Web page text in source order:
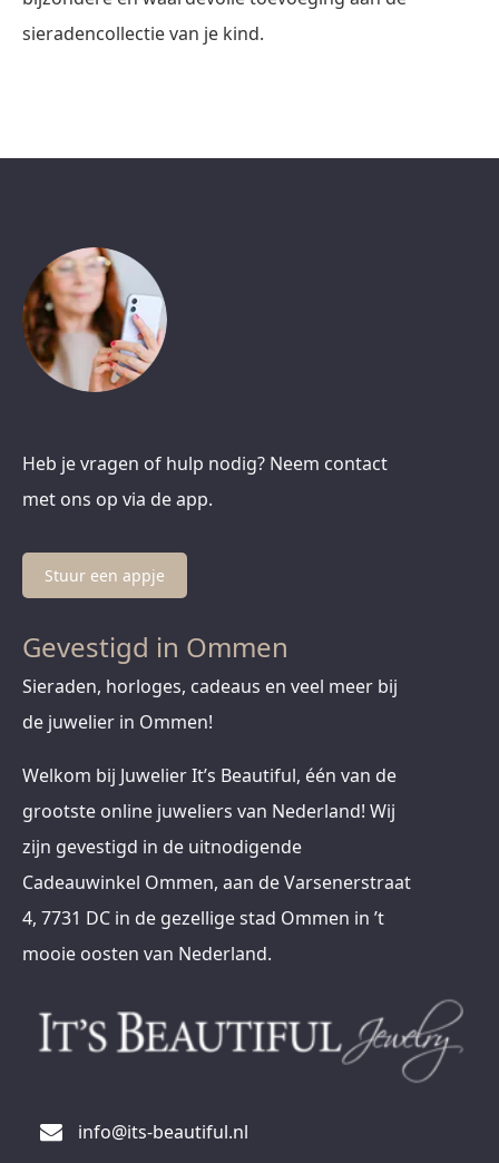
sieradencollectie van je kind.
Heb je vragen of hulp nodig? Neem contact
met ons op via de app.
Stuur een appje
Gevestigd in Ommen
Sieraden, horloges, cadeaus en veel meer bij
de juwelier in Ommen!
Welkom bij Juwelier It’s Beautiful, één van de
grootste online juweliers van Nederland! Wij
zijn gevestigd in de uitnodigende
Cadeauwinkel Ommen, aan de Varsenerstraat
4, 7731 DC in de gezellige stad Ommen in ’t
mooie oosten van Nederland.
info@its-beautiful.nl